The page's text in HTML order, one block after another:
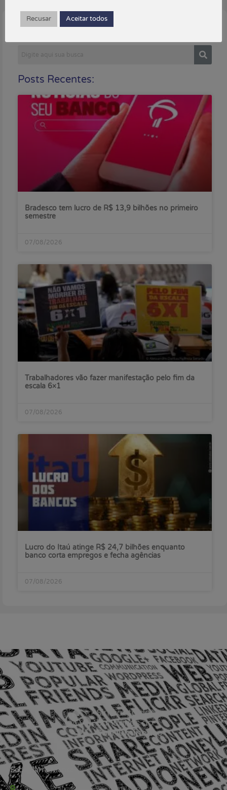
Buscar:
Posts Recentes:
Bradesco tem lucro de R$ 13,9 bilhões no primeiro
semestre
07/08/2026
Trabalhadores vão fazer manifestação pelo fim da
escala 6×1
07/08/2026
Lucro do Itaú atinge R$ 24,7 bilhões enquanto
banco corta empregos e fecha agências
07/08/2026
Sede Barra Mansa
Rua Rio Branco, nº107 (2º andar), Centro - Cep: 27.330-030
Recusar Aceitar todos